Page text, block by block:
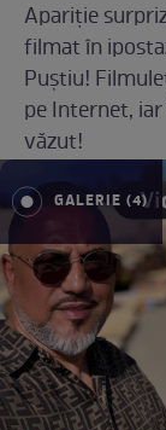
Apariție
filmat în
Puștiu!
pe Internet,
văzut!
GALERIE (4)